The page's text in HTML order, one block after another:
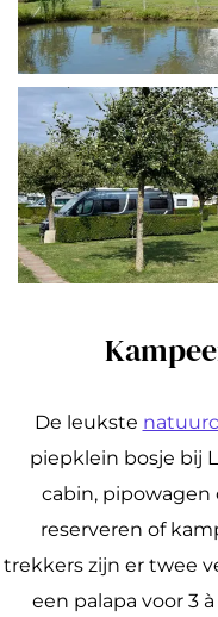
De leukste
piepklein bosje bij
cabin,
reserveren of
trekkers zijn er twee
een palapa voor 3